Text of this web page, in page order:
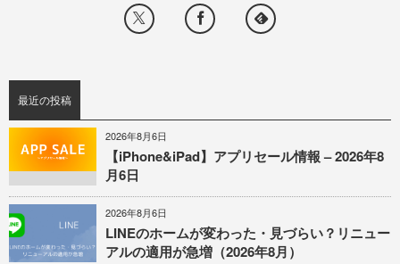
最近の投稿
2026年8月6日
【iPhone&iPad】アプリセール情報 – 2026年8
月6日
2026年8月6日
LINEのホームが変わった・見づらい？リニュー
アルの適用が急増（2026年8月）